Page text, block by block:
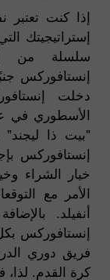
إذا كنت تعتبر
إستراتيجيتك
سلسلة من
إنستافوركس
دخلت
"بيت ذا
إنستافوركس
خيار الشراء
الأمر مع
إنستافوركس
فريق دوري
كرة القدم. لذا،